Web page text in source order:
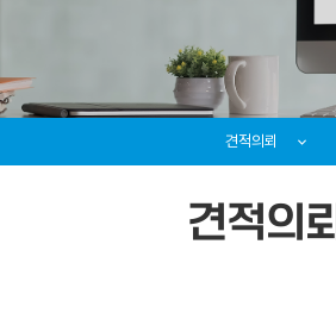
견적의뢰
견적의뢰